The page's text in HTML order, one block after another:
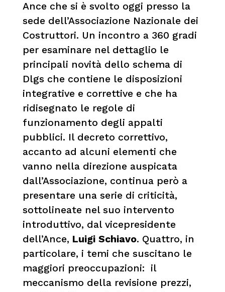
Ance che si è svolto oggi presso la
sede dell’Associazione Nazionale dei
Costruttori. Un incontro a 360 gradi
per esaminare nel dettaglio le
principali novità dello schema di
Dlgs che contiene le disposizioni
integrative e correttive e che ha
ridisegnato le regole di
funzionamento degli appalti
pubblici. Il decreto correttivo,
accanto ad alcuni elementi che
vanno nella direzione auspicata
dall’Associazione, continua però a
presentare una serie di criticità,
sottolineate nel suo intervento
introduttivo, dal vicepresidente
dell’Ance, Luigi Schiavo. Quattro, in
particolare, i temi che suscitano le
maggiori preoccupazioni: il
meccanismo della revisione prezzi,